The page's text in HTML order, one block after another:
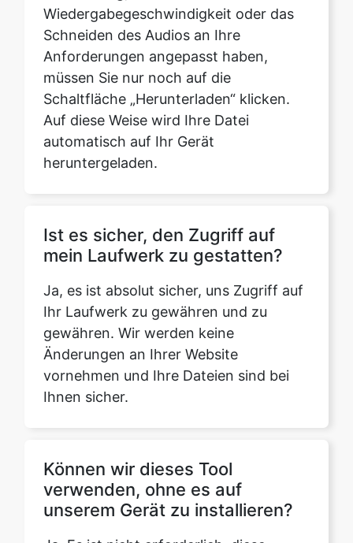
müssen Sie nur noch auf die
Schaltfläche „Herunterladen“ klicken.
Auf diese Weise wird Ihre Datei
automatisch auf Ihr Gerät
heruntergeladen.
Ist es sicher, den Zugriff auf
Ihr Laufwerk zu gewähren und zu
gewähren. Wir werden keine
Änderungen an Ihrer Website
vornehmen und Ihre Dateien sind bei
Ihnen sicher.
Können wir dieses Tool
Ja. Es ist nicht erforderlich, diese
Software auf Ihrem Gerät zu
installieren. Sie müssen nur unsere